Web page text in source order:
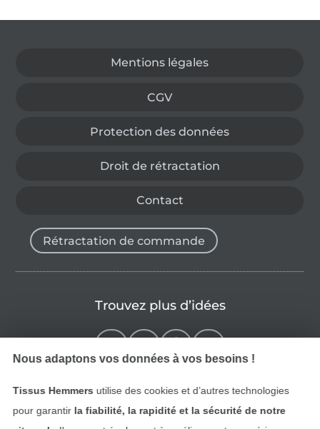
Mentions légales
CGV
Protection des données
Droit de rétractation
Contact
Rétractation de commande
Trouvez plus d’idées
Nous adaptons vos données à vos besoins !
Tissus Hemmers utilise des cookies et d’autres technologies
pour garantir la fiabilité, la rapidité et la sécurité de notre